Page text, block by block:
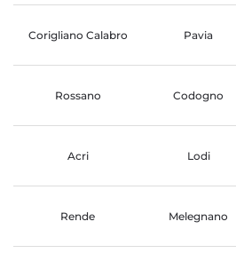
Corigliano Calabro Pavia
Rossano Codogno
Acri Lodi
Rende Melegnano